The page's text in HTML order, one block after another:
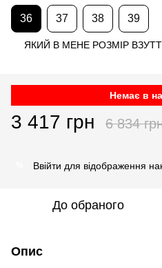
36 37 38 39
ЯКИЙ В МЕНЕ РОЗМІР
Немає в
3 417 грн 6 834
Ввійти для відображення
До обраного
Опис